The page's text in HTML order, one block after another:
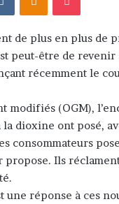
de plus en plus de
peut-être de
récemment le
modifiés (OGM),
dioxine ont posé,
consommateurs
propose. Ils
réponse à ces